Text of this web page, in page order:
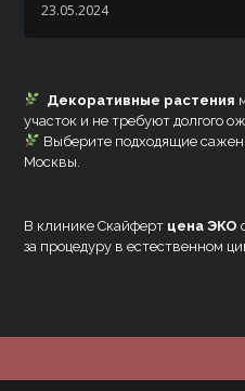
23.05.2024
Декоративные растения
участок и не требуют долгого
Выберите подходящие
Москвы.
В клинике Скайферт цена ЭКО
за процедуру в естественном